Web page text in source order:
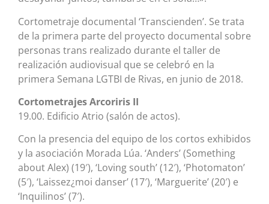
Cortometraje documental ‘Transcienden’. Se trata
de la primera parte del proyecto documental sobre
personas trans realizado durante el taller de
realización audiovisual que se celebró en la
primera Semana LGTBI de Rivas, en junio de 2018.
Cortometrajes Arcoriris II
19.00. Edificio Atrio (salón de actos).
Con la presencia del equipo de los cortos exhibidos
y la asociación Morada Lúa. ‘Anders’ (Something
about Alex) (19′), ‘Loving south’ (12′), ‘Photomaton’
(5′), ‘Laissez¿moi danser’ (17′), ‘Marguerite’ (20′) e
‘Inquilinos’ (7′).